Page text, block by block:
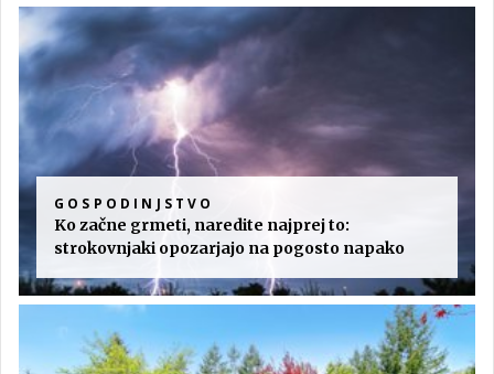
GOSPODINJSTVO
Ko začne grmeti, naredite najprej to:
strokovnjaki opozarjajo na pogosto napako